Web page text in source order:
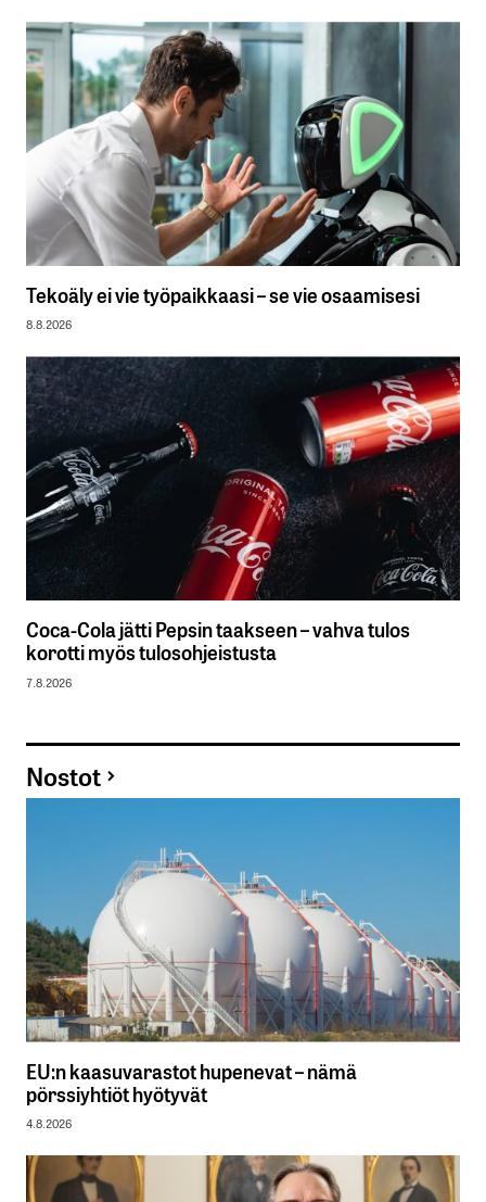
Tekoäly ei vie työpaikkaasi – se vie osaamisesi
8.8.2026
Coca-Cola jätti Pepsin taakseen – vahva tulos
korotti myös tulosohjeistusta
7.8.2026
Nostot
EU:n kaasuvarastot hupenevat – nämä
pörssiyhtiöt hyötyvät
4.8.2026